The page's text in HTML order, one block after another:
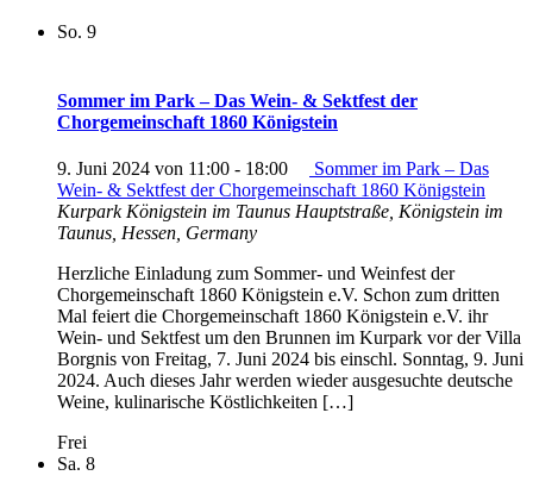
So. 9
Sommer im Park – Das Wein- & Sektfest der
Chorgemeinschaft 1860 Königstein
9. Juni 2024 von 11:00 - 18:00
Sommer im Park – Das
Wein- & Sektfest der Chorgemeinschaft 1860 Königstein
Kurpark Königstein im Taunus Hauptstraße, Königstein im
Taunus, Hessen, Germany
Herzliche Einladung zum Sommer- und Weinfest der
Chorgemeinschaft 1860 Königstein e.V. Schon zum dritten
Mal feiert die Chorgemeinschaft 1860 Königstein e.V. ihr
Wein- und Sektfest um den Brunnen im Kurpark vor der Villa
Borgnis von Freitag, 7. Juni 2024 bis einschl. Sonntag, 9. Juni
2024. Auch dieses Jahr werden wieder ausgesuchte deutsche
Weine, kulinarische Köstlichkeiten […]
Frei
Sa. 8